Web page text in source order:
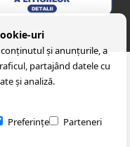
uri
și anunțurile, a
partajând datele cu
și analiză.
Preferințe Parteneri